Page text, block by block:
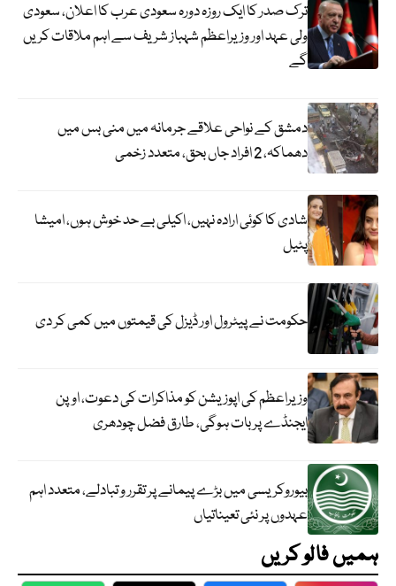
ترک صدر کا ایک روزہ دورہ سعودی عرب کا اعلان، سعودی
ولی عہد اور وزیراعظم شہباز شریف سے اہم ملاقات کریں
گے
دمشق کے نواحی علاقے جرمانہ میں منی بس میں
دھماکہ، 2 افراد جاں بحق، متعدد زخمی
شادی کا کوئی ارادہ نہیں، اکیلی بے حد خوش ہوں، امیشا
پٹیل
حکومت نے پیٹرول اور ڈیزل کی قیمتوں میں کمی کر دی
وزیراعظم کی اپوزیشن کو مذاکرات کی دعوت، اوپن
ایجنڈے پر بات ہوگی، طارق فضل چودھری
بیوروکریسی میں بڑے پیمانے پر تقرر و تبادلے، متعدد اہم
عہدوں پر نئی تعیناتیاں
ہمیں فالو کریں